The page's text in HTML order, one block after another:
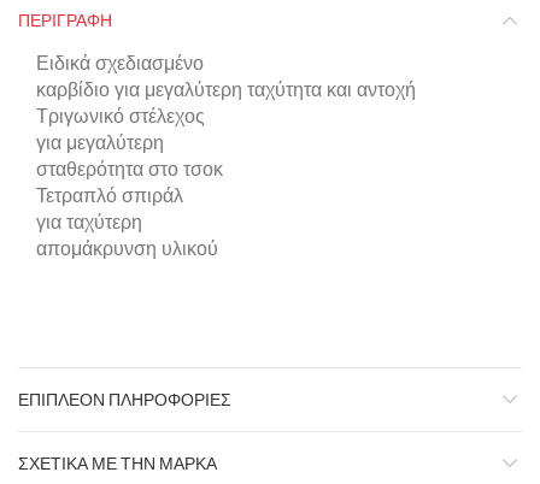
ΠΕΡΙΓΡΑΦΉ
Ειδικά σχεδιασμένο
καρβίδιο για μεγαλύτερη ταχύτητα και αντοχή
Τριγωνικό στέλεχος
για μεγαλύτερη
σταθερότητα στο τσοκ
Τετραπλό σπιράλ
για ταχύτερη
απομάκρυνση υλικού
ΕΠΙΠΛΈΟΝ ΠΛΗΡΟΦΟΡΊΕΣ
ΣΧΕΤΙΚΆ ΜΕ ΤΗΝ ΜΆΡΚΑ